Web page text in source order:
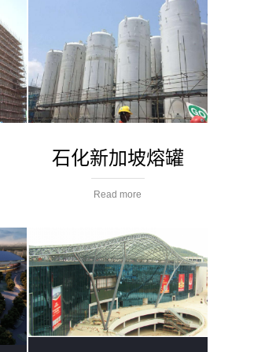
石化新加坡熔罐
Read more